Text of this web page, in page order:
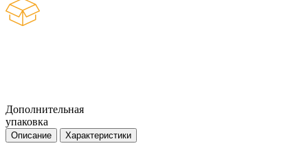
Дополнительная
упаковка
Описание Характеристики